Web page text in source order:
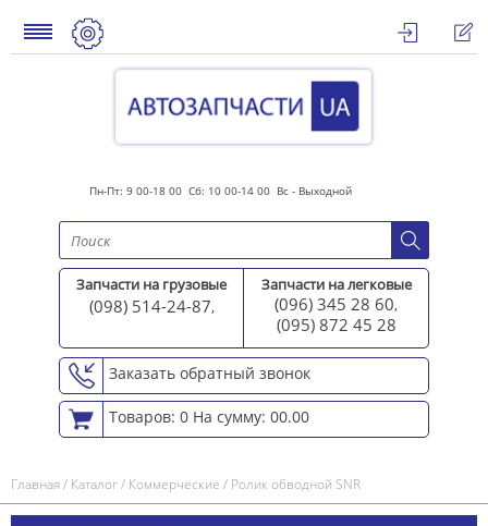
Пн-Пт: 9 00-18 00 Сб: 10 00-14 00 Вс - Выходной
Запчасти на грузовые
(098) 514-24-87,
Запчасти на легковые
(096) 345 28 60,
(095) 872 45 28
Заказать обратный звонок
Товаров: 0 На сумму: 00.00
Главная/ Каталог/ Коммерческие / Ролик обводной SNR